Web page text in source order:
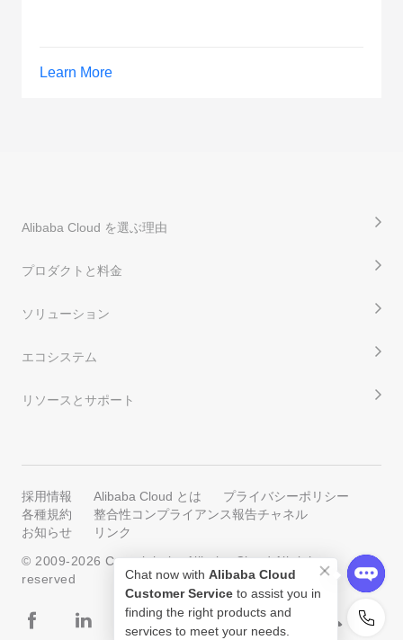
Learn More
Alibaba Cloud を選ぶ理由
プロダクトと料金
ソリューション
エコシステム
リソースとサポート
採用情報 Alibaba Cloud とは
プライバシーポリシー
各種規約
整合性コンプライアンス報告チャネル
お知らせ
リンク
© 2009-2026 Copyright by Alibaba Cloud All rights
reserved
Chat now with Alibaba Cloud
Customer Service to assist you in
finding the right products and
services to meet your needs.